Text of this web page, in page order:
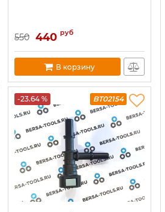
550 440 руб
В корзину
-23.64 % BT02154